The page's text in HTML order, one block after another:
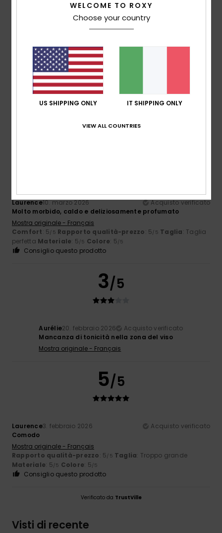
5.0
Taglia
Troppo piccoloTroppo grande
Colore
Laurence10. marzo 2026
Acquisto verificato
Molto morbido, caldo e deliziosamente profumato
Mostra originale - Français
Comfort: 5/5 Rapporto qualità-prezzo: 5/5 Taglia: Taglia
perfetta Materiale: 5/5 Colore: 5/5
Consiglio questo prodotto
3/5
Aurélie20. febbraio 2026
Acquisto verificato
Mancanza di tonicità nella zona del viso
Mostra originale - Français
5/5
Laurence3. febbraio 2026
Acquisto verificato
Comodo
Mostra originale - Français
Rapporto qualità-prezzo: 5/5 Taglia: Troppo grande
Materiale: 5/5 Colore: 5/5
Consiglio questo prodotto
Verificato da TrustVille
Visti di recente
WELCOME TO ROXY
Choose your country
US SHIPPING ONLY IT SHIPPING ONLY
VIEW ALL COUNTRIES